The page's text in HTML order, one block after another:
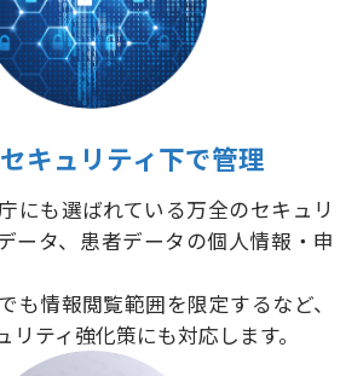
キュリティ下で管理
にも選ばれている万全のセキュリ
ータ、患者データの個人情報・申
も情報閲覧範囲を限定するなど、
ティ強化策にも対応します。